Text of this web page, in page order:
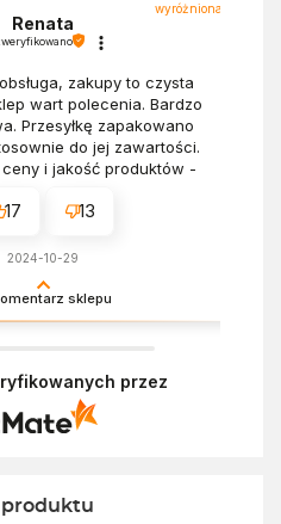
sklepu
pozdrowieniami, Zespół
wyróżniona
Renata
zakupy to czysta
wart polecenia. Bardzo
Przesyłkę zapakowano
do jej zawartości.
i jakość produktów -
17 13
2024-10-29
przez
produktu